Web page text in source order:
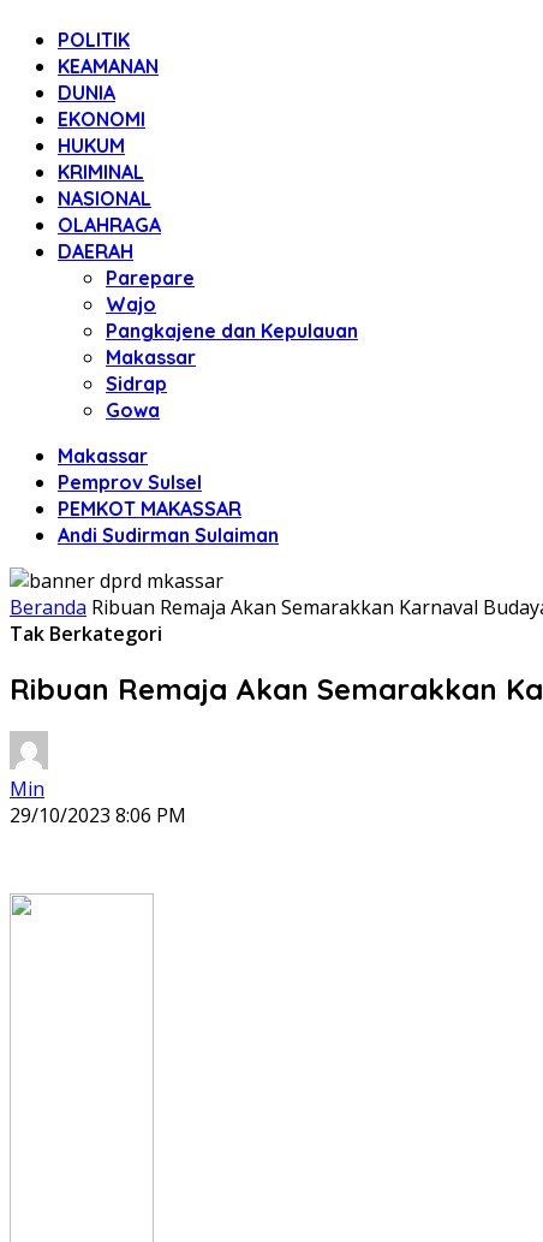
POLITIK
KEAMANAN
DUNIA
EKONOMI
HUKUM
KRIMINAL
NASIONAL
OLAHRAGA
DAERAH
Parepare
Wajo
Pangkajene dan Kepulauan
Makassar
Sidrap
Gowa
Makassar
Pemprov Sulsel
PEMKOT MAKASSAR
Andi Sudirman Sulaiman
Beranda Ribuan Remaja Akan Semarakkan Karnaval
Tak Berkategori
Ribuan Remaja Akan Semarakkan
Min
29/10/2023 8:06 PM